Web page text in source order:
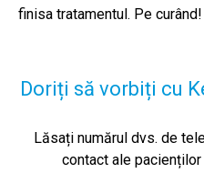
finisa tratamentul. Pe curând!
Doriți să vorbiți cu
Lăsați numărul dvs. de
contact ale pacienților